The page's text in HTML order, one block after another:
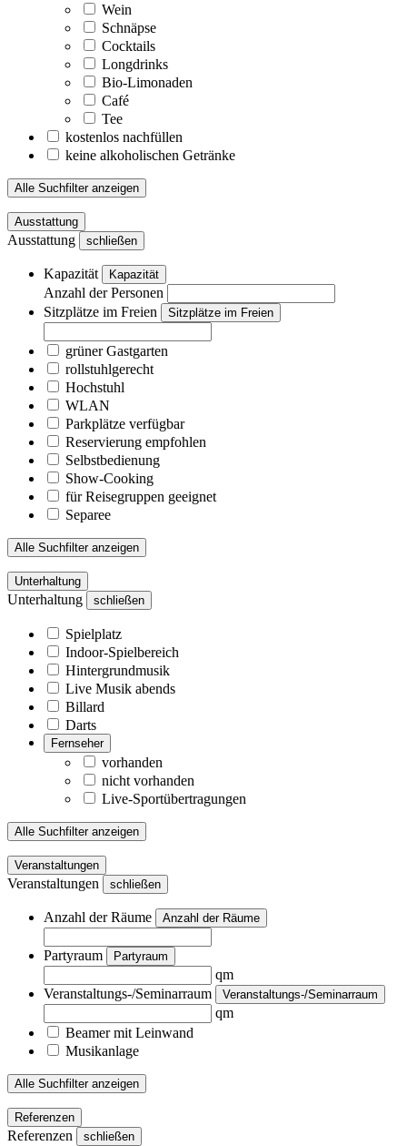
Wein
Schnäpse
Cocktails
Longdrinks
Bio-Limonaden
Café
Tee
kostenlos nachfüllen
keine alkoholischen Getränke
Alle Suchfilter anzeigen
Ausstattung
Ausstattung schließen
Kapazität Kapazität
Anzahl der Personen
Sitzplätze im Freien
Sitzplätze im Freien
grüner Gastgarten
rollstuhlgerecht
Hochstuhl
WLAN
Parkplätze verfügbar
Reservierung empfohlen
Selbstbedienung
Show-Cooking
für Reisegruppen geeignet
Separee
Alle Suchfilter anzeigen
Unterhaltung
Unterhaltung schließen
Spielplatz
Indoor-Spielbereich
Hintergrundmusik
Live Musik abends
Billard
Darts
Fernseher
vorhanden
nicht vorhanden
Live-Sportübertragungen
Alle Suchfilter anzeigen
Veranstaltungen
Veranstaltungen schließen
Anzahl der Räume Anzahl der Räume
Partyraum Partyraum
qm
Veranstaltungs-/Seminarraum
Veranstaltungs-/Seminarraum
qm
Beamer mit Leinwand
Musikanlage
Alle Suchfilter anzeigen
Referenzen
Referenzen schließen